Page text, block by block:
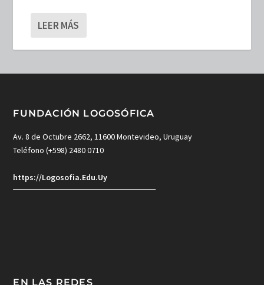
LEER MÁS
FUNDACIÓN LOGOSÓFICA
Av. 8 de Octubre 2662, 11600 Montevideo, Uruguay
Teléfono (+598) 2480 0710
https://Logosofia.Edu.Uy
EN LAS REDES